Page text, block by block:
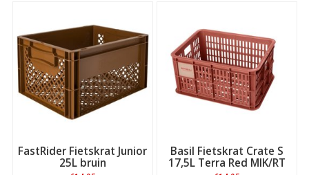
FastRider Fietskrat Junior
25L bruin
Basil Fietskrat Crate S
17,5L Terra Red MIK/RT